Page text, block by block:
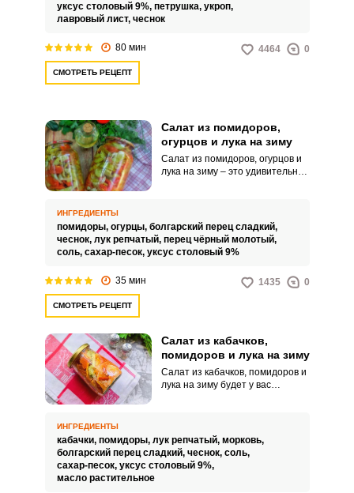
уксус столовый 9%, петрушка, укроп,
лавровый лист, чеснок
80 мин 4464 0
СМОТРЕТЬ РЕЦЕПТ
Салат из помидоров,
огурцов и лука на зиму
Салат из помидоров, огурцов и
лука на зиму – это удивительно
можно подавать вместе с
горячими гарнирами, мясными
блюдами, рыбными и другими
продуктами.
ИНГРЕДИЕНТЫ
помидоры, огурцы, болгарский перец сладкий,
чеснок, лук репчатый, перец чёрный молотый,
соль, сахар-песок, уксус столовый 9%
35 мин 1435 0
СМОТРЕТЬ РЕЦЕПТ
Салат из кабачков,
помидоров и лука на зиму
Салат из кабачков, помидоров и
лука на зиму будет у вас
Готовим салат без
стерилизации и способом
тушения нарезки всех овощей в
собственном соку с
ИНГРЕДИЕНТЫ
кабачки, помидоры, лук репчатый, морковь,
болгарский перец сладкий, чеснок, соль,
сахар-песок, уксус столовый 9%,
масло растительное